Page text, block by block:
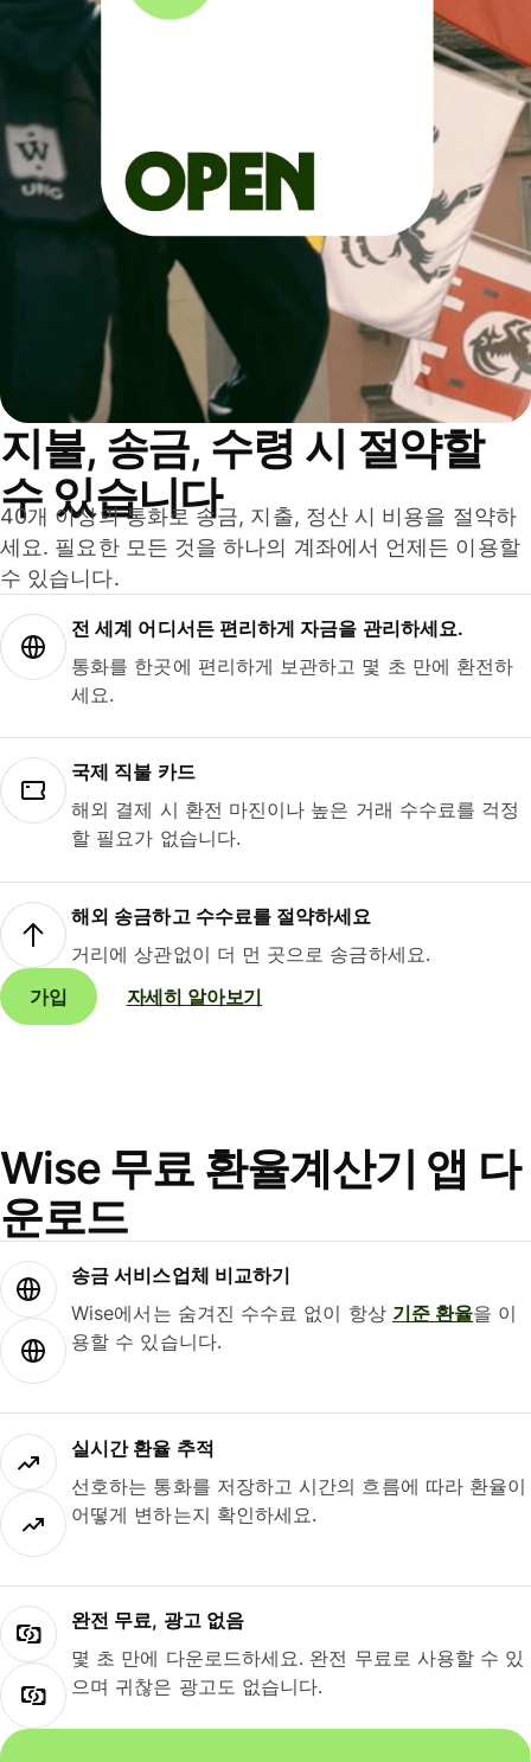
지불, 송금, 수령 시 절약할
수 있습니다
40개 이상의 통화로 송금, 지출, 정산 시 비용을 절약하
세요. 필요한 모든 것을 하나의 계좌에서 언제든 이용할
수 있습니다.
전 세계 어디서든 편리하게 자금을 관리하세요.
통화를 한곳에 편리하게 보관하고 몇 초 만에 환전하
세요.
국제 직불 카드
해외 결제 시 환전 마진이나 높은 거래 수수료를 걱정
할 필요가 없습니다.
해외 송금하고 수수료를 절약하세요
거리에 상관없이 더 먼 곳으로 송금하세요.
가입
자세히 알아보기
Wise 무료 환율계산기 앱 다
운로드
송금 서비스업체 비교하기
Wise에서는 숨겨진 수수료 없이 항상 기준 환율을 이
용할 수 있습니다.
실시간 환율 추적
선호하는 통화를 저장하고 시간의 흐름에 따라 환율이
어떻게 변하는지 확인하세요.
완전 무료, 광고 없음
몇 초 만에 다운로드하세요. 완전 무료로 사용할 수 있
으며 귀찮은 광고도 없습니다.